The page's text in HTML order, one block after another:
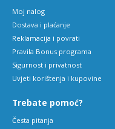
Moj nalog
Dostava i plaćanje
Reklamacija i povrati
Pravila Bonus programa
Sigurnost i privatnost
Uvjeti korištenja i kupovine
Trebate pomoć?
Česta pitanja